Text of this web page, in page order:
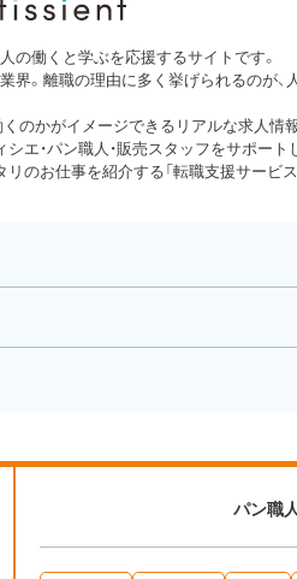
の働くと学ぶを応援するサイトです。
界。離職の理由に多く挙げられるのが、
くのかがイメージできるリアルな求人情
エ・パン職人・販売スタッフをサポート
のお仕事を紹介する「転職支援サービス
パン職